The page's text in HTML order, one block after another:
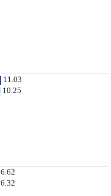
11.03
10.25
6.62
6.32